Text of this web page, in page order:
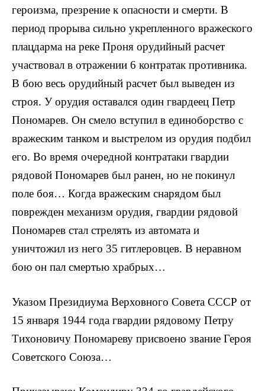
героизма, презрение к опасности и смерти. В
период прорыва сильно укрепленного вражеского
плацдарма на реке Проня орудийный расчет
участ­вовал в отражении 6 контратак противника.
В бою весь орудийный расчет был выведен из
строя. У орудия ос­тавался один гвардеец Петр
Пономарев. Он смело всту­пил в единоборство с
вражеским танком и выстрелом из орудия подбил
его. Во время очередной контратаки гвардии
рядовой Пономарев был ранен, но не покинул
поле боя… Когда вражеским снарядом был
поврежден механизм орудия, гвардии рядовой
Пономарев стал стрелять из автомата и
уничтожил из него 35 гитлеровцев. В нерав­ном
бою он пал смертью храбрых…
Указом Президиума Верховного Совета СССР от
15 января 1944 года гвардии рядовому Петру
Тихоновичу Пономареву присвоено звание Героя
Советского Союза…